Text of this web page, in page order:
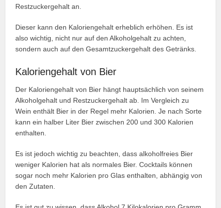
Restzuckergehalt an.
Dieser kann den Kaloriengehalt erheblich erhöhen. Es ist
also wichtig, nicht nur auf den Alkoholgehalt zu achten,
sondern auch auf den Gesamtzuckergehalt des Getränks.
Kaloriengehalt von Bier
Der Kaloriengehalt von Bier hängt hauptsächlich von seinem
Alkoholgehalt und Restzuckergehalt ab. Im Vergleich zu
Wein enthält Bier in der Regel mehr Kalorien. Je nach Sorte
kann ein halber Liter Bier zwischen 200 und 300 Kalorien
enthalten.
Es ist jedoch wichtig zu beachten, dass alkoholfreies Bier
weniger Kalorien hat als normales Bier. Cocktails können
sogar noch mehr Kalorien pro Glas enthalten, abhängig von
den Zutaten.